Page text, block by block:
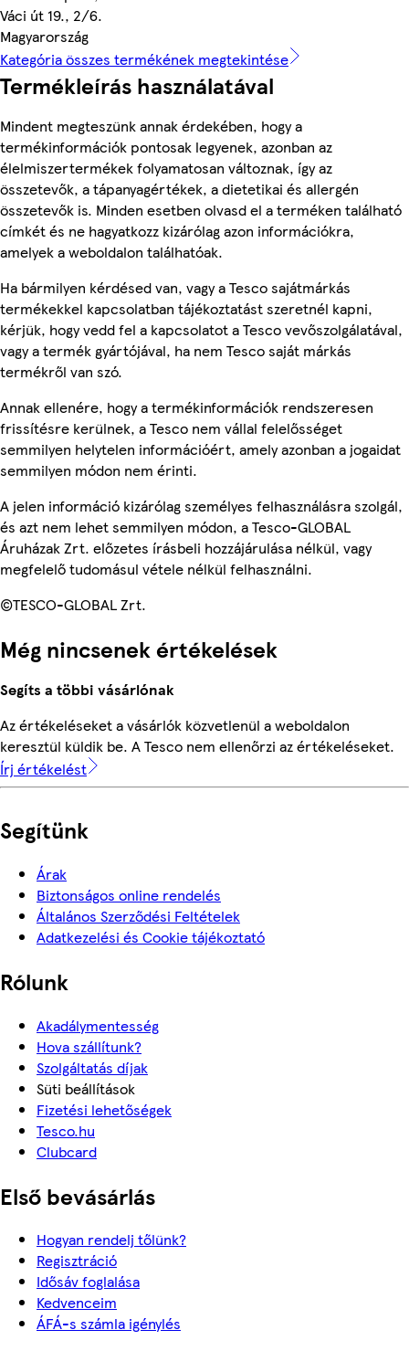
Váci út 19., 2/6.
Magyarország
Kategória összes termékének megtekintése
Termékleírás használatával
Mindent megteszünk annak érdekében, hogy a
termékinformációk pontosak legyenek, azonban az
élelmiszertermékek folyamatosan változnak, így az
összetevők, a tápanyagértékek, a dietetikai és allergén
összetevők is. Minden esetben olvasd el a terméken található
címkét és ne hagyatkozz kizárólag azon információkra,
amelyek a weboldalon találhatóak.
Ha bármilyen kérdésed van, vagy a Tesco sajátmárkás
termékekkel kapcsolatban tájékoztatást szeretnél kapni,
kérjük, hogy vedd fel a kapcsolatot a Tesco vevőszolgálatával,
vagy a termék gyártójával, ha nem Tesco saját márkás
termékről van szó.
Annak ellenére, hogy a termékinformációk rendszeresen
frissítésre kerülnek, a Tesco nem vállal felelősséget
semmilyen helytelen információért, amely azonban a jogaidat
semmilyen módon nem érinti.
A jelen információ kizárólag személyes felhasználásra szolgál,
és azt nem lehet semmilyen módon, a Tesco-GLOBAL
Áruházak Zrt. előzetes írásbeli hozzájárulása nélkül, vagy
megfelelő tudomásul vétele nélkül felhasználni.
©TESCO-GLOBAL Zrt.
Még nincsenek értékelések
Segíts a többi vásárlónak
Az értékeléseket a vásárlók közvetlenül a weboldalon
keresztül küldik be. A Tesco nem ellenőrzi az értékeléseket.
Írj értékelést
Segítünk
Árak
Biztonságos online rendelés
Általános Szerződési Feltételek
Adatkezelési és Cookie tájékoztató
Rólunk
Akadálymentesség
Hova szállítunk?
Szolgáltatás díjak
Süti beállítások
Fizetési lehetőségek
Tesco.hu
Clubcard
Első bevásárlás
Hogyan rendelj tőlünk?
Regisztráció
Idősáv foglalása
Kedvenceim
ÁFÁ-s számla igénylés